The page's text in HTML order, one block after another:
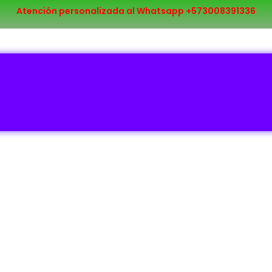
Atención personalizada al Whatsapp +573008391336